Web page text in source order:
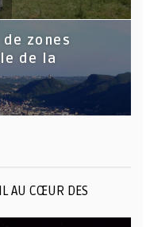
zones
de la
AU CŒUR DES